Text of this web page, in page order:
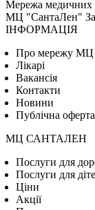
Мережа медичних
МЦ "СантаЛен"
ІНФОРМАЦІЯ
Про мережу МЦ
Лікарі
Вакансія
Контакти
Новини
Публічна оферта
МЦ САНТАЛЕН
Послуги для
Послуги для
Цiни
Акції